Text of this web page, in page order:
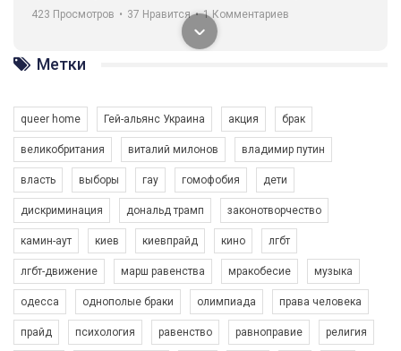
навіть коли ми у різних містах та не можемо зустрінеться, ми
разом. Ми закликаємо всіх хто поділяє цінності рівності та
солідарності, приєднатися до нас. Регіональні підрозділи
ГАУ є в 16 областях України.
Разом наш голос лунає гучніше!
423 Просмотров • 37 Нравится • 1 Комментариев
Зупинимо насильство проти ЛГБТ в Україні! Stop violence against LGBT in Ukraine!
6/30/2017
Емоційний та вражаючий промо-ролік на конкурс PACT, який
представляє програму "Гей-альянс Україна" з протидії
Метки
queer home Гей-альянс Украина акция брак
великобритания виталий милонов владимир путин
власть выборы гау гомофобия дети
дискриминация дональд трамп законотворчество
камин-аут киев киевпрайд кино лгбт
лгбт-движение марш равенства мракобесие музыка
одесса однополые браки олимпиада права человека
прайд психология равенство равноправие религия